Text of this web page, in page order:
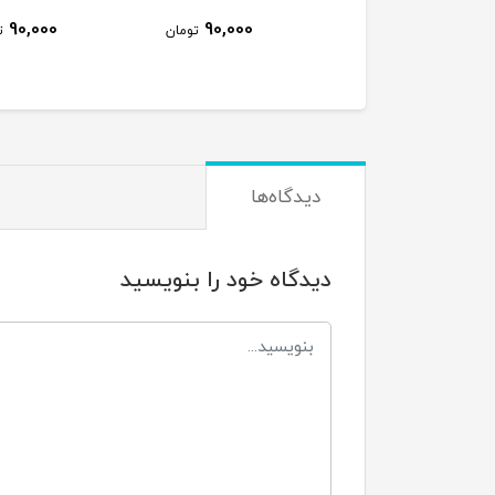
تومان تومان
دیدگاه‌ها
دیدگاه خود را بنویسید